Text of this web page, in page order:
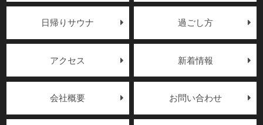
日帰りサウナ 過ごし方
アクセス 新着情報
会社概要 お問い合わせ